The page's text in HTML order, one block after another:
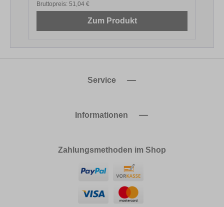
Bruttopreis: 51,04 €
Zum Produkt
Service
Informationen
Zahlungsmethoden im Shop